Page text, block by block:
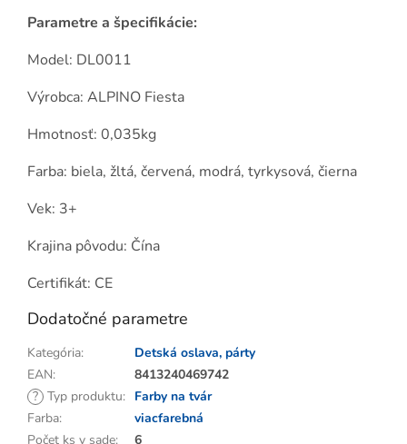
Parametre a špecifikácie:
Model: DL0011
Výrobca: ALPINO Fiesta
Hmotnosť: 0,035kg
Farba: biela, žltá, červená, modrá, tyrkysová, čierna
Vek: 3+
Krajina pôvodu: Čína
Certifikát: CE
Dodatočné parametre
Kategória:
Detská oslava, párty
EAN:
8413240469742
? Typ produktu: Farby na tvár
Farba:
viacfarebná
Počet ks v sade:
6